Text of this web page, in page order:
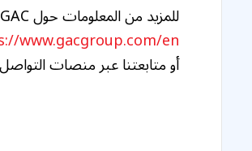
للمزيد من المعلومات حول GAC، يرجى زيارة:
www.gacgroup.com/en
أو متابعتنا عبر منصات